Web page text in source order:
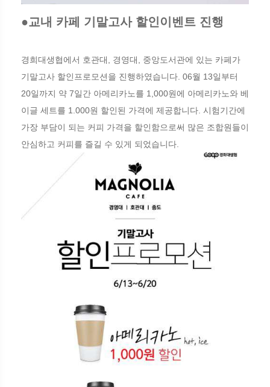
●교내 카페 기말고사 할인이벤트 진행
경희대생협에서 호관대, 경영대, 중앙도서관에 있는 카페가
기말고사 할인프로모션을 진행하였습니다. 06월 13일부터
20일까지 약 7일간 아메리카노를 1,000원에 아메리카노와 베
이글 세트를 1.000원 할인된 가격에 제공합니다. 시험기간에
가장 부담이 되는 커피 가격을 할인함으로써 많은 조합원들이
안심하고 커피를 즐길 수 있게 되었습니다.